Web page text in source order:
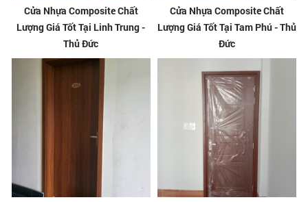
Cửa Nhựa Composite Chất
Lượng Giá Tốt Tại Linh Trung -
Thủ Đức
Cửa Nhựa Composite Chất
Lượng Giá Tốt Tại Tam Phú - Thủ
Đức